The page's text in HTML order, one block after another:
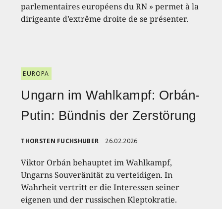
parlementaires européens du RN » permet à la
dirigeante d’extrême droite de se présenter.
EUROPA
Ungarn im Wahlkampf: Orbán-
Putin: Bündnis der Zerstörung
THORSTEN FUCHSHUBER 26.02.2026
Viktor Orbán behauptet im Wahlkampf,
Ungarns Souveränität zu verteidigen. In
Wahrheit vertritt er die Interessen seiner
eigenen und der russischen Kleptokratie.